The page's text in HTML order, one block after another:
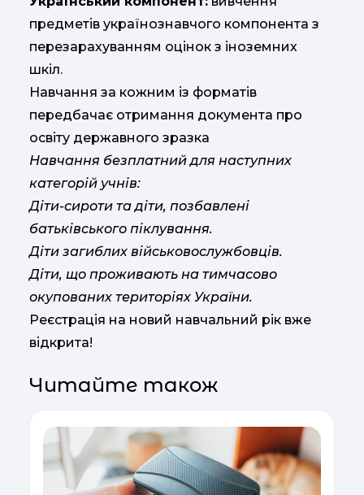
предметів українознавчого компонента з
перезарахуванням оцінок з іноземних
шкіл.
Навчання за кожним із форматів
передбачає отримання документа про
освіту державного зразка
Навчання безплатний для наступних
категорій учнів:
Діти-сироти та діти, позбавлені
батьківського піклування.
Діти загиблих військовослужбовців.
Діти, що проживають на тимчасово
окупованих територіях України.
Реєстрація на новий навчальний рік вже
відкрита!
Читайте також